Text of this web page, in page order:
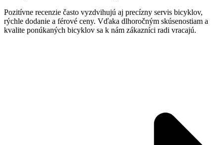
Pozitívne recenzie často vyzdvihujú aj precízny servis bicyklov,
rýchle dodanie a férové ceny. Vďaka dlhoročným skúsenostiam a
kvalite ponúkaných bicyklov sa k nám zákazníci radi vracajú.